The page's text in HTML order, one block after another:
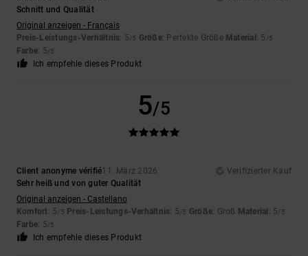
Schnitt und Qualität
Original anzeigen - Français
Preis-Leistungs-Verhältnis: 5/5 Größe: Perfekte Größe Material : 5 /5
Farbe: 5/5
Ich empfehle dieses Produkt
5/5
Client anonyme vérifié11. März 2026
Verifizierter Kauf
Sehr heiß und von guter Qualität
Original anzeigen - Castellano
Komfort: 5/5 Preis-Leistungs-Verhältnis: 5/5 Größe: Groß Material : 5/5
Farbe: 5/5
Ich empfehle dieses Produkt